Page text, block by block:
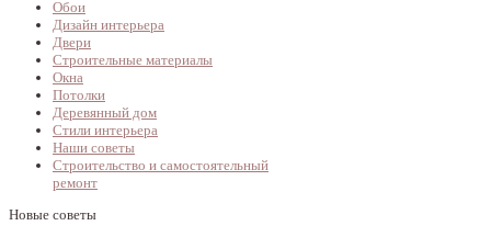
Обои
Дизайн интерьера
Двери
Строительные материалы
Окна
Потолки
Деревянный дом
Стили интерьера
Наши советы
Строительство и самостоятельный
ремонт
Новые советы